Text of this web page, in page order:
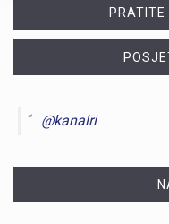
PRATITE
@kanalri